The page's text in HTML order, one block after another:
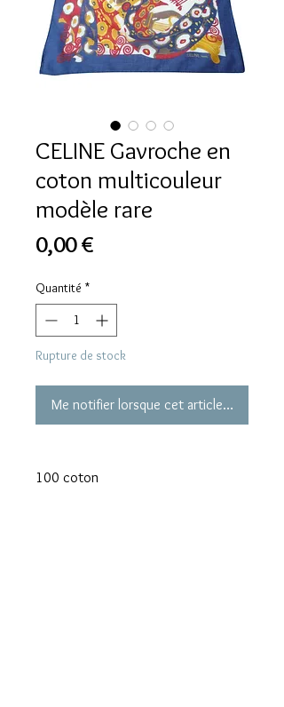
CELINE Gavroche en
coton multicouleur
modèle rare
0,00 €
Quantité *
Rupture de stock
Me notifier lorsque cet article est
100 coton